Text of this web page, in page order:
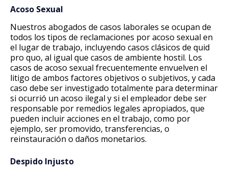
Acoso Sexual
Nuestros abogados de casos laborales se ocupan de
todos los tipos de reclamaciones por acoso sexual en
el lugar de trabajo, incluyendo casos clásicos de quid
pro quo, al igual que casos de ambiente hostil. Los
casos de acoso sexual frecuentemente envuelven el
litigo de ambos factores objetivos o subjetivos, y cada
caso debe ser investigado totalmente para determinar
si ocurrió un acoso ilegal y si el empleador debe ser
responsable por remedios legales apropiados, que
pueden incluir acciones en el trabajo, como por
ejemplo, ser promovido, transferencias, o
reinstauración o daños monetarios.
Despido Injusto